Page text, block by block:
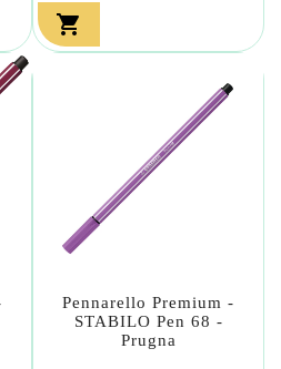

Pennarello Premium -
STABILO Pen 68 -
Prugna